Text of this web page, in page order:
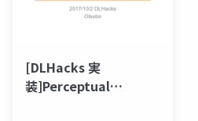
[DLHacks 実
装]Perceptual